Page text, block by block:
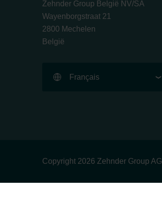
Zehnder Group België NV/SA
Wayenborgstraat 21
2800 Mechelen
België
Français
Copyright 2026 Zehnder Group AG